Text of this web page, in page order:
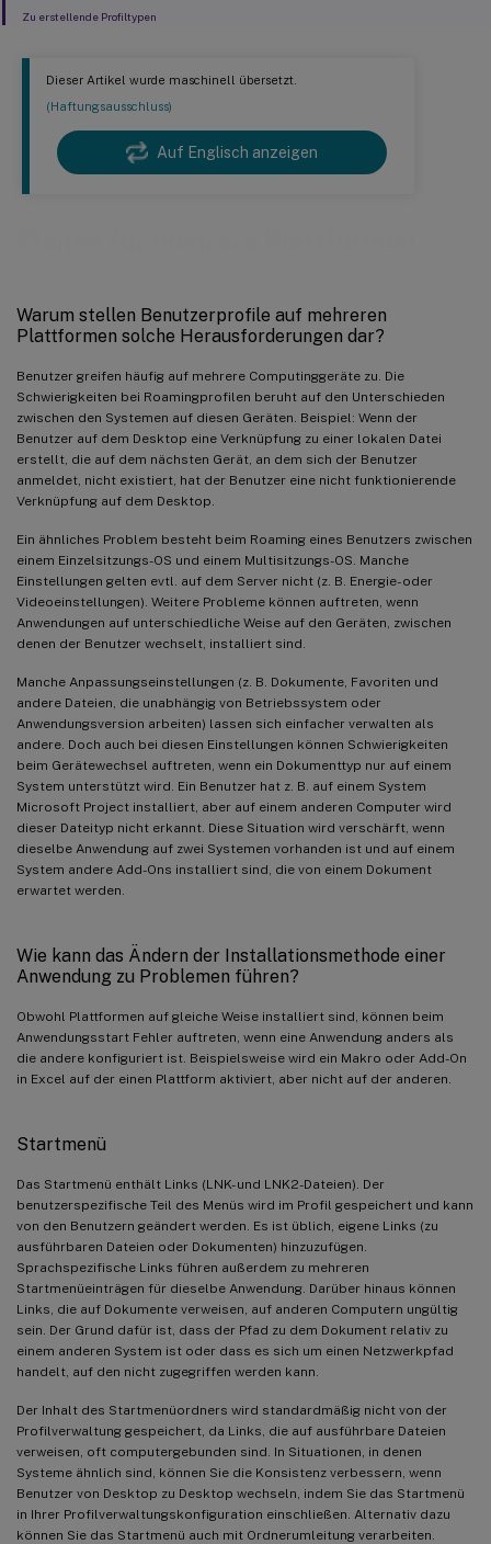
Dieser Artikel wurde maschinell übersetzt.
(Haftungsausschluss)
Auf Englisch anzeigen
Warum stellen Benutzerprofile auf mehreren
Plattformen solche Herausforderungen dar?
Benutzer greifen häufig auf mehrere Computinggeräte zu. Die
Schwierigkeiten bei Roamingprofilen beruht auf den Unterschieden
zwischen den Systemen auf diesen Geräten. Beispiel: Wenn der
Benutzer auf dem Desktop eine Verknüpfung zu einer lokalen Datei
erstellt, die auf dem nächsten Gerät, an dem sich der Benutzer
anmeldet, nicht existiert, hat der Benutzer eine nicht funktionierende
Verknüpfung auf dem Desktop.
Ein ähnliches Problem besteht beim Roaming eines Benutzers zwischen
einem Einzelsitzungs-OS und einem Multisitzungs-OS. Manche
Einstellungen gelten evtl. auf dem Server nicht (z. B. Energie- oder
Videoeinstellungen). Weitere Probleme können auftreten, wenn
Anwendungen auf unterschiedliche Weise auf den Geräten, zwischen
denen der Benutzer wechselt, installiert sind.
Manche Anpassungseinstellungen (z. B. Dokumente, Favoriten und
andere Dateien, die unabhängig von Betriebssystem oder
Anwendungsversion arbeiten) lassen sich einfacher verwalten als
andere. Doch auch bei diesen Einstellungen können Schwierigkeiten
beim Gerätewechsel auftreten, wenn ein Dokumenttyp nur auf einem
System unterstützt wird. Ein Benutzer hat z. B. auf einem System
Microsoft Project installiert, aber auf einem anderen Computer wird
dieser Dateityp nicht erkannt. Diese Situation wird verschärft, wenn
dieselbe Anwendung auf zwei Systemen vorhanden ist und auf einem
System andere Add-Ons installiert sind, die von einem Dokument
erwartet werden.
Wie kann das Ändern der Installationsmethode einer
Anwendung zu Problemen führen?
Obwohl Plattformen auf gleiche Weise installiert sind, können beim
Anwendungsstart Fehler auftreten, wenn eine Anwendung anders als
die andere konfiguriert ist. Beispielsweise wird ein Makro oder Add-On
in Excel auf der einen Plattform aktiviert, aber nicht auf der anderen.
Startmenü
Das Startmenü enthält Links (LNK- und LNK2-Dateien). Der
benutzerspezifische Teil des Menüs wird im Profil gespeichert und kann
von den Benutzern geändert werden. Es ist üblich, eigene Links (zu
ausführbaren Dateien oder Dokumenten) hinzuzufügen.
Sprachspezifische Links führen außerdem zu mehreren
Startmenüeinträgen für dieselbe Anwendung. Darüber hinaus können
Links, die auf Dokumente verweisen, auf anderen Computern ungültig
sein. Der Grund dafür ist, dass der Pfad zu dem Dokument relativ zu
einem anderen System ist oder dass es sich um einen Netzwerkpfad
handelt, auf den nicht zugegriffen werden kann.
Der Inhalt des Startmenüordners wird standardmäßig nicht von der
Profilverwaltung gespeichert, da Links, die auf ausführbare Dateien
verweisen, oft computergebunden sind. In Situationen, in denen
Systeme ähnlich sind, können Sie die Konsistenz verbessern, wenn
Benutzer von Desktop zu Desktop wechseln, indem Sie das Startmenü
in Ihrer Profilverwaltungskonfiguration einschließen. Alternativ dazu
können Sie das Startmenü auch mit Ordnerumleitung verarbeiten.
Zu erstellende Profiltypen